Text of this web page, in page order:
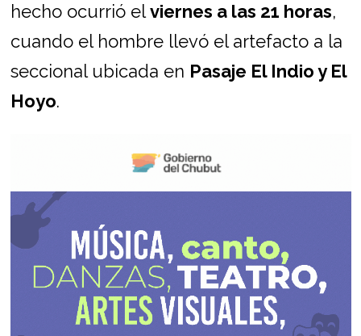
hecho ocurrió elviernes a las 21 horas,
cuando el hombre llevó el artefacto a la
seccional ubicada en Pasaje El Indio y El
Hoyo.